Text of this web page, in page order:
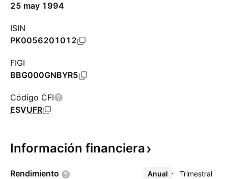
25 may 1994
ISIN
PK0056201012
FIGI
BBG000GNBYR5
Código CFI
ESVUFR
Información financiera
Rendimiento Anual Trimestral
Más